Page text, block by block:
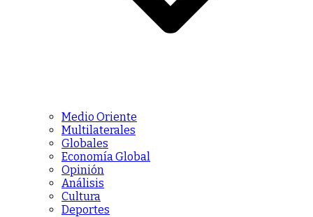
Medio Oriente
Multilaterales
Globales
Economía Global
Opinión
Análisis
Cultura
Deportes